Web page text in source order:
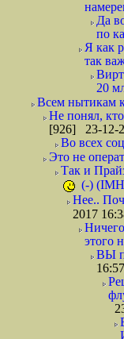
Да
по
Я как
так
20
Всем нытикам
Не понял,
[926] 23-12-
Во всех
Это не
Так и
(-)
Нее..
2017
этого
ВЫ
16:57